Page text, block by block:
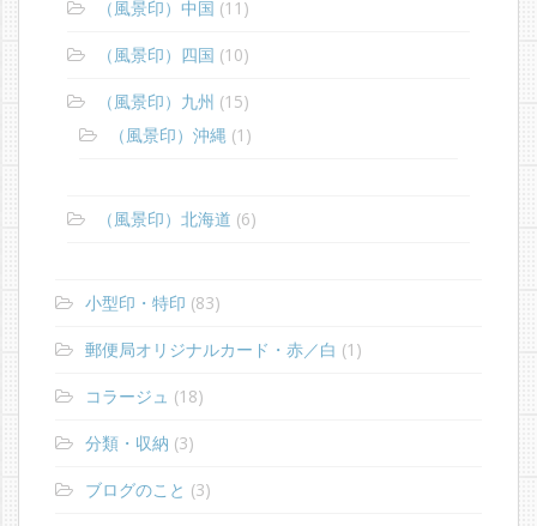
（風景印）中国 (11)
（風景印）四国 (10)
（風景印）九州 (15)
（風景印）沖縄 (1)
（風景印）北海道 (6)
小型印・特印 (83)
郵便局オリジナルカード・赤／白 (1)
コラージュ (18)
分類・収納 (3)
ブログのこと (3)